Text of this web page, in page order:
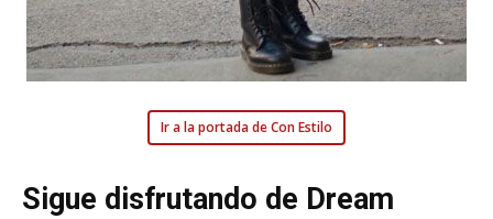
Ir a la portada de Con Estilo
Sigue disfrutando de Dream